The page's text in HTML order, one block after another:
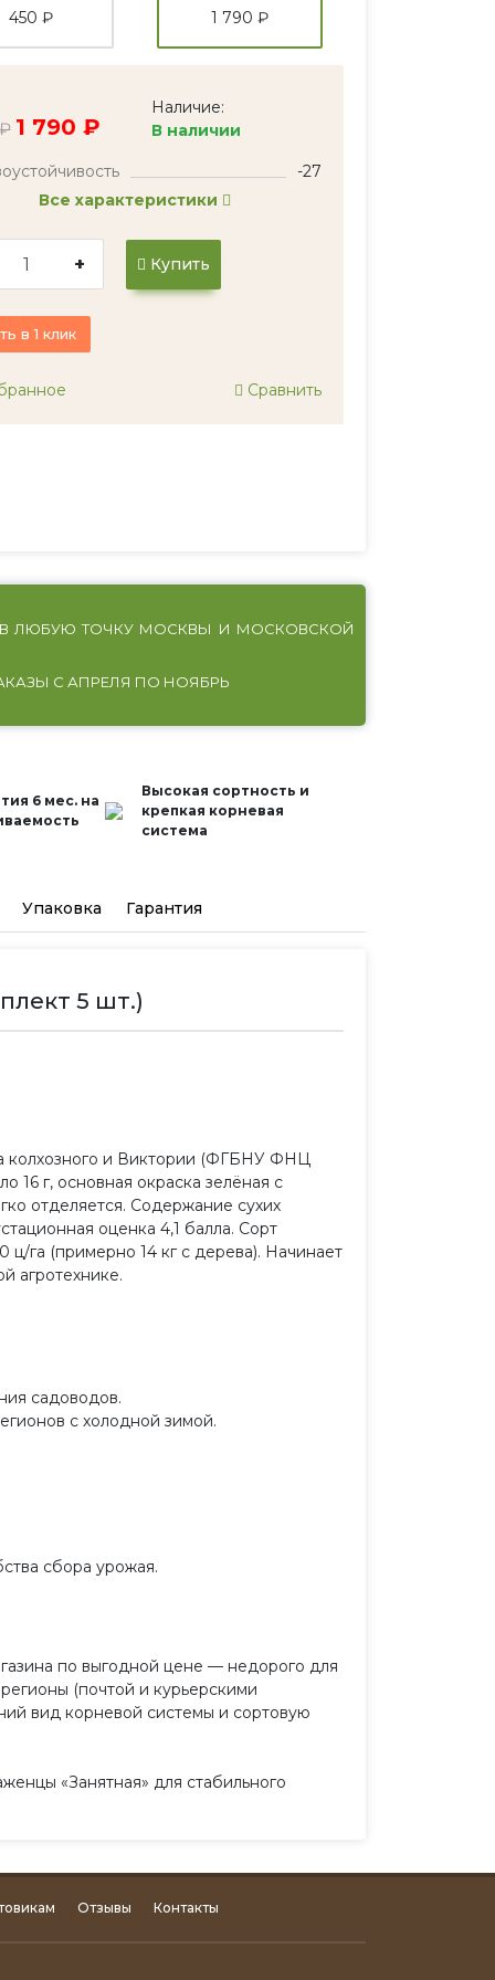
450 ₽ 1 790 ₽
1 790 ₽
Наличие:
В наличии
-27
Все характеристики
+ Купить
в 1 клик
Сравнить
ЛЮБУЮ ТОЧКУ МОСКВЫ И МОСКОВСКОЙ
С АПРЕЛЯ ПО НОЯБРЬ
6 мес. на
Высокая сортность и
крепкая корневая
система
Упаковка Гарантия
5 шт.)
колхозного и Виктории (ФГБНУ ФНЦ
16 г, основная окраска зелёная с
отделяется. Содержание сухих
оценка 4,1 балла. Сорт
га (примерно 14 кг с дерева). Начинает
агротехнике.
садоводов.
с холодной зимой.
сбора урожая.
по выгодной цене — недорого для
(почтой и курьерскими
вид корневой системы и сортовую
«Занятная» для стабильного
Отзывы Контакты